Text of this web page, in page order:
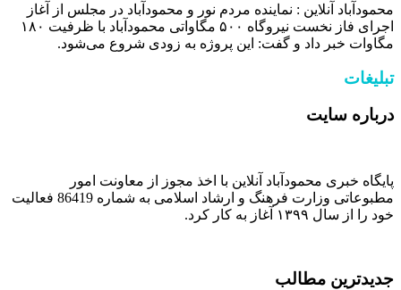
محمودآباد آنلاین : نماینده مردم نور و محمودآباد در مجلس از آغاز
اجرای فاز نخست نیروگاه ۵۰۰ مگاواتی محمودآباد با ظرفیت ۱۸۰
مگاوات خبر داد و گفت: این پروژه به زودی شروع می‌شود.
تبلیغات
درباره سایت
پایگاه خبری محمودآباد آنلاین با اخذ مجوز از معاونت امور
مطبوعاتی وزارت فرهنگ و ارشاد اسلامی به شماره 86419 فعالیت
خود را از سال ۱۳۹۹ آغاز به کار کرد.
جدیدترین مطالب